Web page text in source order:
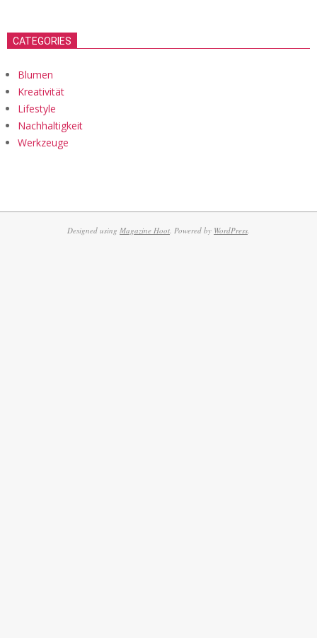
CATEGORIES
Blumen
Kreativität
Lifestyle
Nachhaltigkeit
Werkzeuge
Designed using Magazine Hoot. Powered by WordPress.